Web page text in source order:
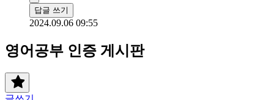
답글 쓰기
2024.09.06 09:55
영어공부 인증 게시판